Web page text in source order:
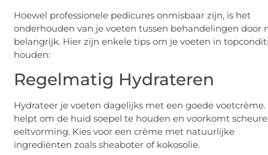
Hoewel professionele pedicures onmisbaar zijn, is het
onderhouden van je voeten tussen behandelingen door
belangrijk. Hier zijn enkele tips om je voeten in
houden:
Regelmatig Hydrateren
Hydrateer je voeten dagelijks met een goede
helpt om de huid soepel te houden en voorkomt
eeltvorming. Kies voor een crème met natuurlijke
ingrediënten zoals sheaboter of kokosolie.